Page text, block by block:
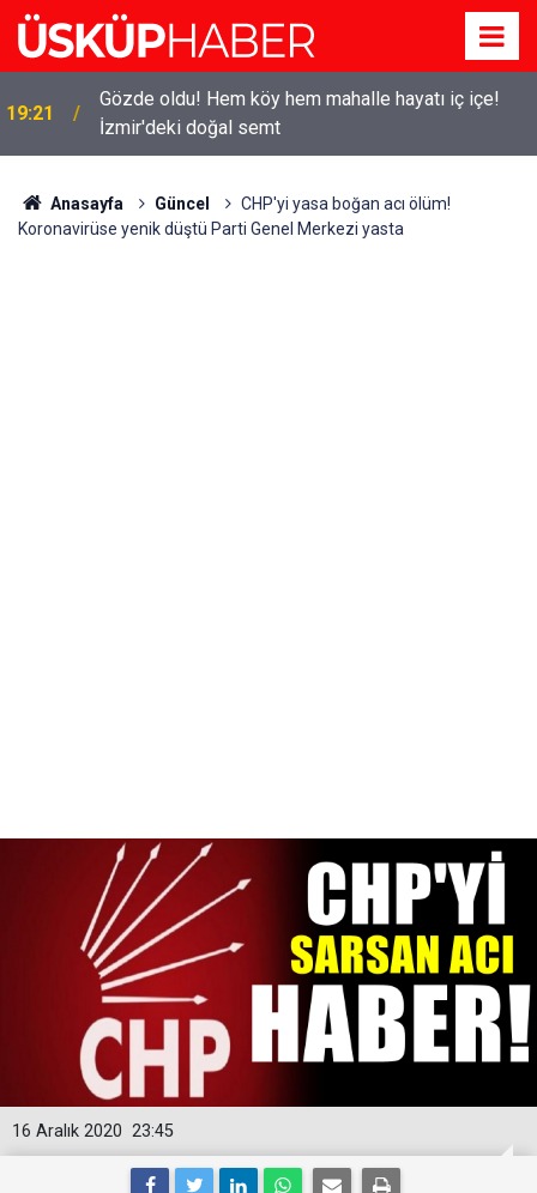
19:21
Gözde oldu! Hem köy hem mahalle hayatı iç içe!
İzmir'deki doğal semt
Anasayfa Güncel
CHP'yi yasa boğan acı ölüm!
Koronavirüse yenik düştü Parti Genel Merkezi yasta
23:45
16 Aralık 2020